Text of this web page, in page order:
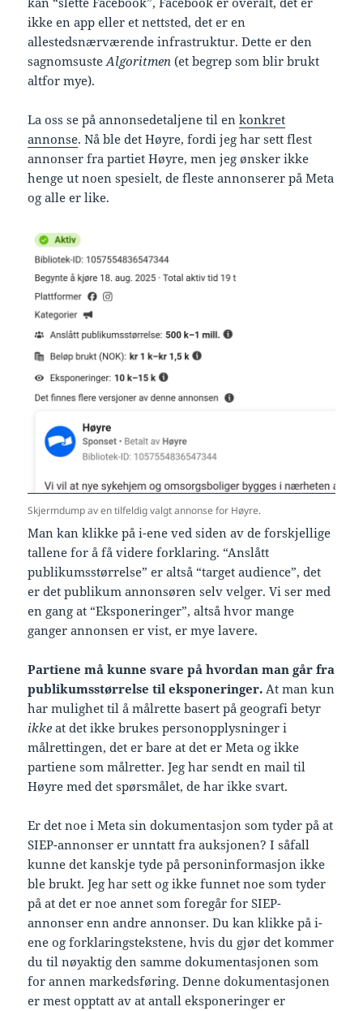
ikke en app eller et nettsted, det er en
allestedsnærværende infrastruktur. Dette er den
sagnomsusteAlgoritmen (et begrep som blir brukt
altfor mye).
La oss se på annonsedetaljene til enkonkret
annonse. Nå ble det Høyre, fordi jeg har sett flest
annonser fra partiet Høyre, men jeg ønsker ikke
henge ut noen spesielt, de fleste annonserer på Meta
og alle er like.
Skjermdump av en tilfeldig valgt annonse for Høyre.
Man kan klikke på i-ene ved siden av de forskjellige
tallene for å få videre forklaring. “Anslått
publikumsstørrelse” er altså “target audience”, det
er det publikum annonsøren selv velger. Vi ser med
en gang at “Eksponeringer”, altså hvor mange
ganger annonsen er vist, er mye lavere.
Partiene må kunne svare på hvordan man går fra
publikumsstørrelse til eksponeringer. At man kun
har mulighet til å målrette basert på geografi betyr
ikke at det ikke brukes personopplysninger i
målrettingen, det er bare at det er Meta og ikke
partiene som målretter. Jeg har sendt en mail til
Høyre med det spørsmålet, de har ikke svart.
Er det noe i Meta sin dokumentasjon som tyder på at
SIEP-annonser er unntatt fra auksjonen? I såfall
kunne det kanskje tyde på personinformasjon ikke
ble brukt. Jeg har sett og ikke funnet noe som tyder
på at det er noe annet som foregår for SIEP-
annonser enn andre annonser. Du kan klikke på i-
ene og forklaringstekstene, hvis du gjør det kommer
du til nøyaktig den samme dokumentasjonen som
for annen markedsføring. Denne dokumentasjonen
er mest opptatt av at antall eksponeringer er